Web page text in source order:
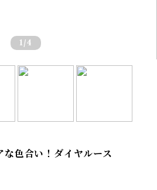
1 /4
色合い！ダイヤルース